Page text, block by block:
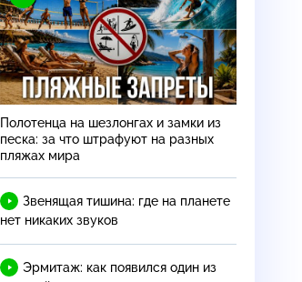
Полотенца на шезлонгах и замки из
песка: за что штрафуют на разных
пляжах мира
Звенящая тишина: где на планете
нет никаких звуков
Эрмитаж: как появился один из